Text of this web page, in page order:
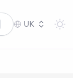
UK